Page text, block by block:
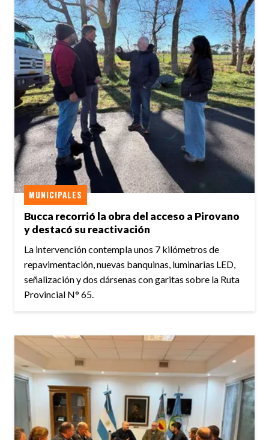
Bucca recorrió la obra del acceso a Pirovano
y destacó su reactivación
MUNICIPALES
La intervención contempla unos 7 kilómetros de
repavimentación, nuevas banquinas, luminarias LED,
señalización y dos dársenas con garitas sobre la Ruta
Provincial N° 65.